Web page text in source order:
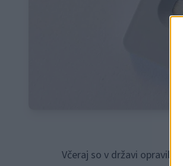
Včeraj so v državi opravili